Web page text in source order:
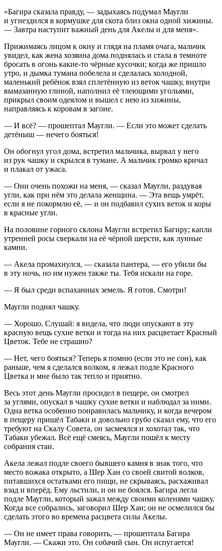
«Багира сказала правду, — задыхаясь подумал Маугли
и угнездился в кормушке для скота близ окна одной хижины.
— Завтра наступит важный день для Акелы и для меня».
Прижимаясь лицом к окну и глядя на пламя очага, мальчик
увидел, как жена хозяина дома поднялась и стала в темноте
бросать в огонь какие-то чёрные кусочки; когда же пришло
утро, и дымка тумана побелела и сделалась холодной,
маленький ребёнок взял сплетённую из веток чашку, внутри
вымазанную глиной, наполнил её тлеющими угольями,
прикрыл своим одеялом и вышел с нею из хижины,
направляясь к коровам в загоне.
— И всё? — прошептал Маугли. — Если это может сделать
детёныш — нечего бояться!
Он обогнул угол дома, встретил мальчика, вырвал у него
из рук чашку и скрылся в тумане. А мальчик громко кричал
и плакал от ужаса.
— Они очень похожи на меня, — сказал Маугли, раздувая
угли, как при нём это делала женщина. — Эта вещь умрёт,
если я не покормлю её, — и он подбавил сухих веток и коры
в красные угли.
На половине горного склона Маугли встретил Багиру; капли
утренней росы сверкали на её чёрной шерсти, как лунные
камни.
— Акела промахнулся, — сказала пантера, — его убили бы
в эту ночь, но им нужен также ты. Тебя искали на горе.
— Я был среди вспаханных земель. Я готов. Смотри!
Маугли поднял чашку.
— Хорошо. Слушай: я видела, что люди опускают в эту
красную вещь сухие ветки и тогда на них расцветает Красный
Цветок. Тебе не страшно?
— Нет, чего бояться? Теперь я помню (если это не сон), как
раньше, чем я сделался волком, я лежал подле Красного
Цветка и мне было так тепло и приятно.
Весь этот день Маугли просидел в пещере, он смотрел
за углями, опускал в чашку сухие ветки и наблюдал за ними.
Одна ветка особенно понравилась мальчику, и когда вечером
в пещеру пришёл Табаки и довольно грубо сказал ему, что его
требуют на Скалу Совета, он засмеялся и хохотал так, что
Табаки убежал. Всё ещё смеясь, Маугли пошёл к месту
собрания стаи.
Акела лежал подле своего бывшего камня в знак того, что
место вожака открыто, а Шер Хан со своей свитой волков,
питавшихся остатками его пищи, не скрываясь, расхаживал
взад и вперёд. Ему льстили, и он не боялся. Багира легла
подле Маугли, который зажал между своими коленями чашку.
Когда все собрались, заговорил Шер Хан; он не осмелился бы
сделать этого во времена расцвета силы Акелы.
— Он не имеет права говорить, — прошептала Багира
Маугли. — Скажи это. Он собачий сын. Он испугается!